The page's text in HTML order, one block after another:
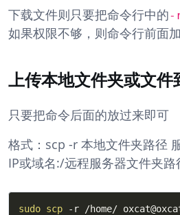
下载文件则只要把命令行中的-
如果权限不够，则命令行前面加
上传本地文件夹或文件
只要把命令后面的放过来即可
格式：scp -r 本地文件夹路径
IP或域名:/远程服务器文件夹路
sudo scp -r /home/